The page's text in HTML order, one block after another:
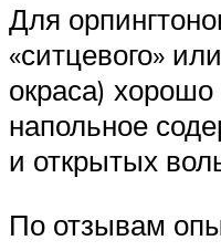
Для
«ситцевого»
окраса) хорошо
напольное
и открытых
По отзывам